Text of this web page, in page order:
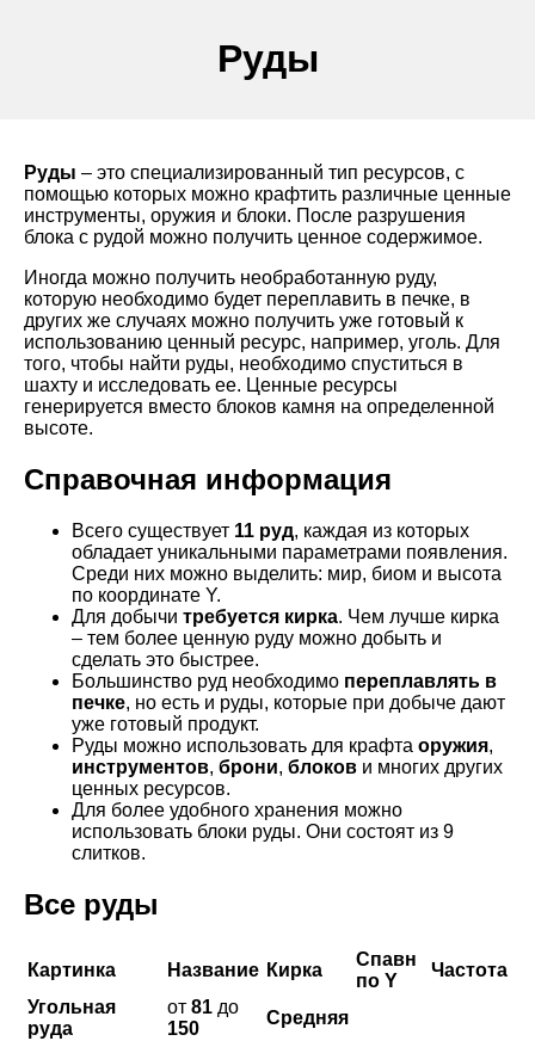
Руды
Руды – это специализированный тип ресурсов, с
помощью которых можно крафтить различные ценные
инструменты, оружия и блоки. После разрушения
блока с рудой можно получить ценное содержимое.
Иногда можно получить необработанную руду,
которую необходимо будет переплавить в печке, в
других же случаях можно получить уже готовый к
использованию ценный ресурс, например, уголь. Для
того, чтобы найти руды, необходимо спуститься в
шахту и исследовать ее. Ценные ресурсы
генерируется вместо блоков камня на определенной
высоте.
Справочная информация
Всего существует 11 руд, каждая из которых
обладает уникальными параметрами появления.
Среди них можно выделить: мир, биом и высота
по координате Y.
Для добычи требуется кирка. Чем лучше кирка
– тем более ценную руду можно добыть и
сделать это быстрее.
Большинство руд необходимо переплавлять в
печке, но есть и руды, которые при добыче дают
уже готовый продукт.
Руды можно использовать для крафта оружия,
инструментов, брони, блоков и многих других
ценных ресурсов.
Для более удобного хранения можно
использовать блоки руды. Они состоят из 9
слитков.
Все руды
Картинка Название Кирка
Спавн
по Y
Частота
Угольная
руда
от 81 до
150
Средняя